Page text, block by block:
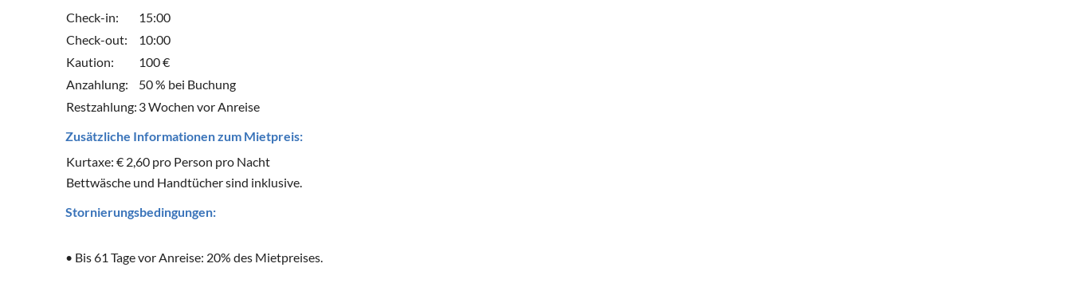
Check-in:
15:00
Check-out:
10:00
Kaution:
100 €
Anzahlung:
50 % bei Buchung
Restzahlung: 3 Wochen vor Anreise
Zusätzliche Informationen zum Mietpreis:
Kurtaxe: € 2,60 pro Person pro Nacht
Bettwäsche und Handtücher sind inklusive.
Stornierungsbedingungen: